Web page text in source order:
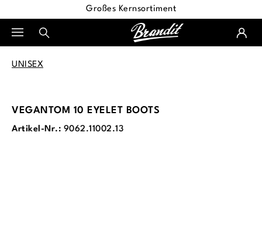
Großes Kernsortiment
UNISEX
VEGANTOM 10 EYELET BOOTS
Artikel-Nr.: 9062.11002.13